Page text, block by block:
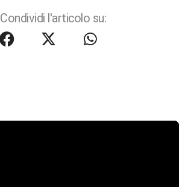
Condividi l'articolo su: